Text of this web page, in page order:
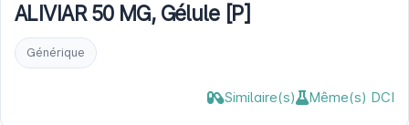
ALIVIAR 50 MG, Gélule [P]
Générique
Similaire(s) Même(s) DCI